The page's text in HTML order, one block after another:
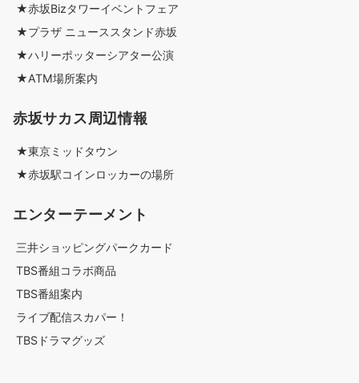
★赤坂Bizタワーイベントフェア
★プラザ ニューススタンド赤坂
★ハリーポッターシアター公演
★ATM場所案内
赤坂サカス周辺情報
★東京ミッドタウン
★赤坂駅コインロッカーの場所
エンターテーメント
三井ショッピングパークカード
TBS番組コラボ商品
TBS番組案内
ライブ配信スカパー！
TBSドラマグッズ